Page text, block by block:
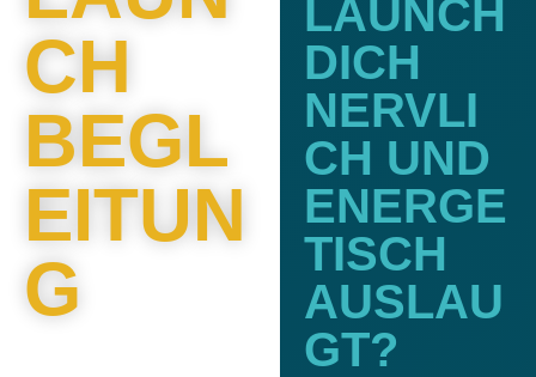
LAUNCH
DICH
NERVLI
CH UND
ENERGE
TISCH
AUSLAU
GT?
CH
BEGL
EITUN
G